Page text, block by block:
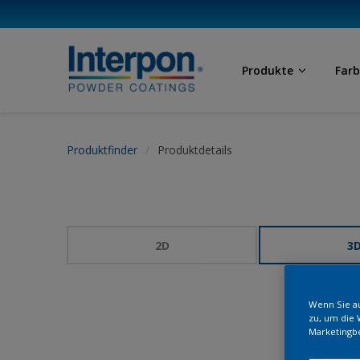
Produkte
Produktfinder Produktdetails
2D 3D
Wenn Sie
zu, um die